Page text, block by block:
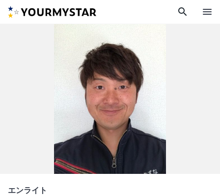
search menu
エンライト